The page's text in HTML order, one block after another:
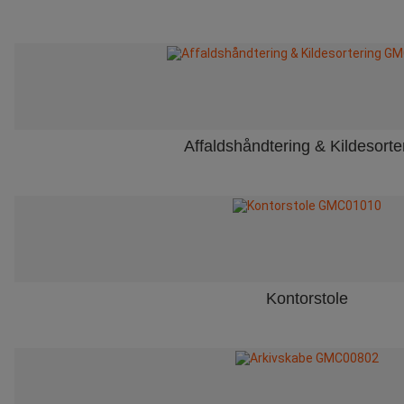
Affaldshåndtering &
Kontorstole